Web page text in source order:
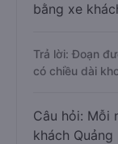
bằng xe
Trả lời: Đoạn
có chiều dài
Câu hỏi: Mỗi
khách